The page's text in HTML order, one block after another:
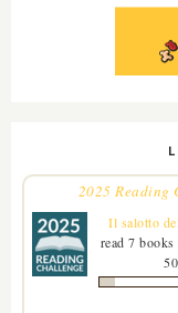
2025 Reading
Il salotto
read 7